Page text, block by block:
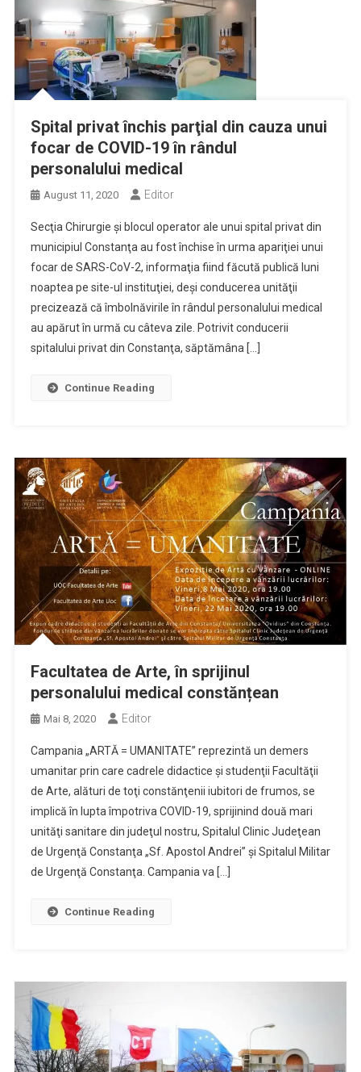
Spital privat închis parţial din cauza unui
focar de COVID-19 în rândul
personalului medical
August 11, 2020 Editor
Secţia Chirurgie şi blocul operator ale unui spital privat din
municipiul Constanţa au fost închise în urma apariţiei unui
focar de SARS-CoV-2, informaţia fiind făcută publică luni
noaptea pe site-ul instituţiei, deşi conducerea unităţii
precizează că îmbolnăvirile în rândul personalului medical
au apărut în urmă cu câteva zile. Potrivit conducerii
spitalului privat din Constanţa, săptămâna […]
Continue Reading
Facultatea de Arte, în sprijinul
personalului medical constănțean
Mai 8, 2020 Editor
Campania „ARTĂ = UMANITATE” reprezintă un demers
umanitar prin care cadrele didactice şi studenţii Facultăţii
de Arte, alături de toţi constănţenii iubitori de frumos, se
implică în lupta împotriva COVID-19, sprijinind două mari
unităţi sanitare din judeţul nostru, Spitalul Clinic Judeţean
de Urgenţă Constanţa „Sf. Apostol Andrei” şi Spitalul Militar
de Urgenţă Constanţa. Campania va […]
Continue Reading